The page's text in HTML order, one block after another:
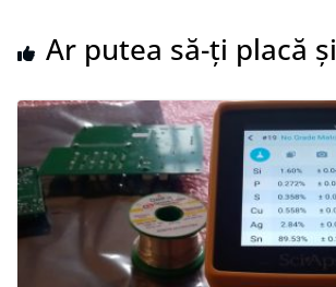
Ar putea să-ți placă și